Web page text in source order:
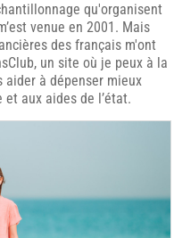
qu'organisent
venue en 2001. Mais
des français m'ont
un site où je peux à la
aider à dépenser mieux
aux aides de l’état.